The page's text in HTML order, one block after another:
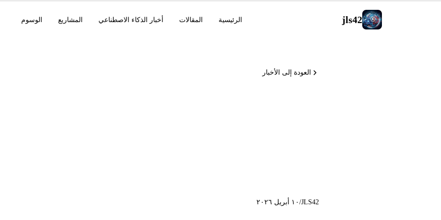
jls42 الرئيسية المقالات أخبار الذكاء الاصطناعي المشاريع الوسوم
العودة إلى الأخبار
JLS42
/ ١٠ أبريل ٢٠٢٦